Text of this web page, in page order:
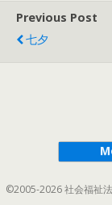
Previous Post
七夕
©2005-2026 社会福祉